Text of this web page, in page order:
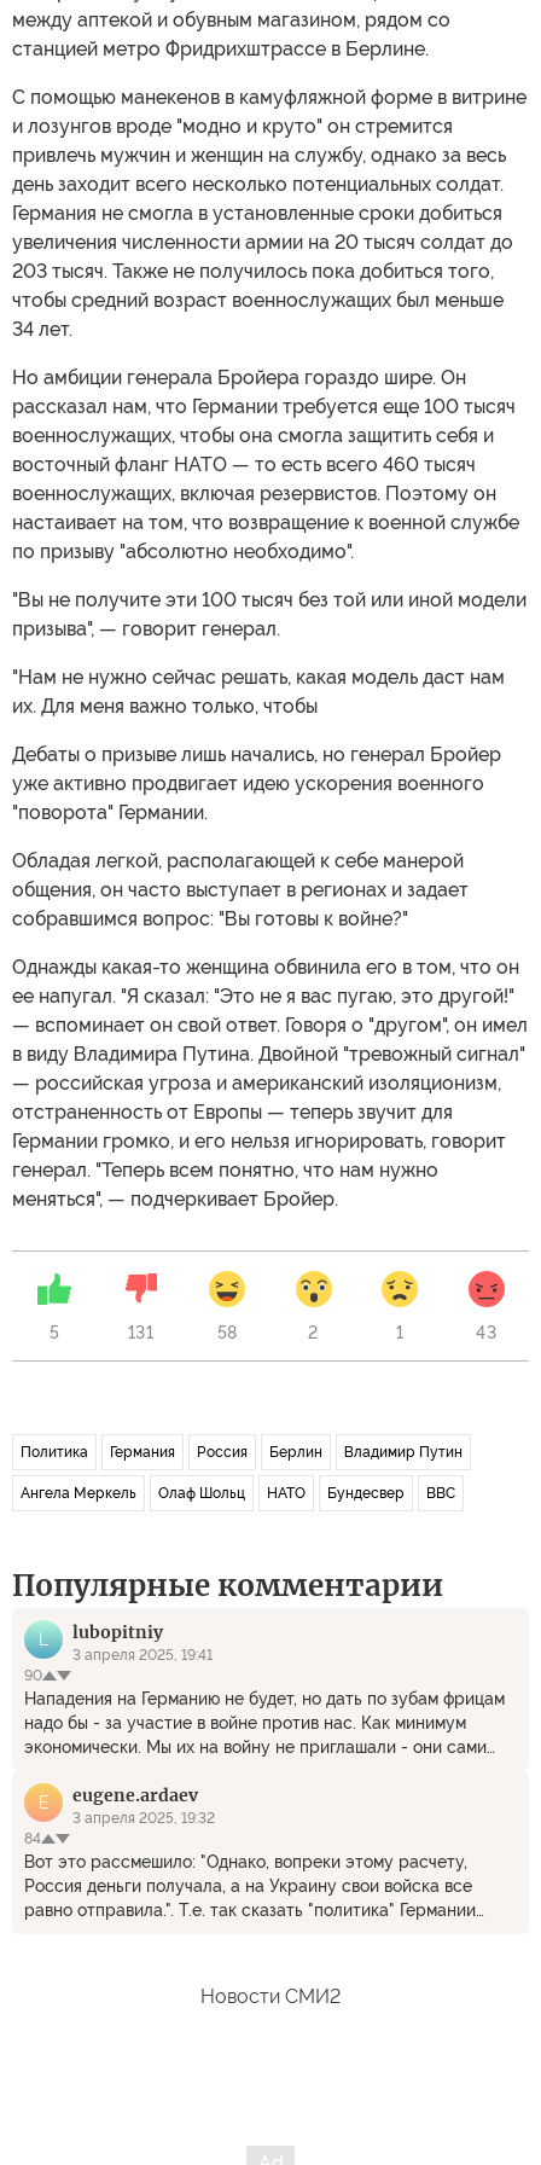
между аптекой и обувным магазином, рядом со
станцией метро Фридрихштрассе в Берлине.
С помощью манекенов в камуфляжной форме в витрине
и лозунгов вроде "модно и круто" он стремится
привлечь мужчин и женщин на службу, однако за весь
день заходит всего несколько потенциальных солдат.
Германия не смогла в установленные сроки добиться
увеличения численности армии на 20 тысяч солдат до
203 тысяч. Также не получилось пока добиться того,
чтобы средний возраст военнослужащих был меньше
34 лет.
Но амбиции генерала Бройера гораздо шире. Он
рассказал нам, что Германии требуется еще 100 тысяч
военнослужащих, чтобы она смогла защитить себя и
восточный фланг НАТО — то есть всего 460 тысяч
военнослужащих, включая резервистов. Поэтому он
настаивает на том, что возвращение к военной службе
по призыву "абсолютно необходимо".
"Вы не получите эти 100 тысяч без той или иной модели
призыва", — говорит генерал.
"Нам не нужно сейчас решать, какая модель даст нам
их. Для меня важно только, чтобы
Дебаты о призыве лишь начались, но генерал Бройер
уже активно продвигает идею ускорения военного
"поворота" Германии.
Обладая легкой, располагающей к себе манерой
общения, он часто выступает в регионах и задает
собравшимся вопрос: "Вы готовы к войне?"
Однажды какая-то женщина обвинила его в том, что он
ее напугал. "Я сказал: "Это не я вас пугаю, это другой!"
— вспоминает он свой ответ. Говоря о "другом", он имел
в виду Владимира Путина. Двойной "тревожный сигнал"
— российская угроза и американский изоляционизм,
отстраненность от Европы — теперь звучит для
Германии громко, и его нельзя игнорировать, говорит
генерал. "Теперь всем понятно, что нам нужно
меняться", — подчеркивает Бройер.
5 131 58 2 1 43
Политика Германия Россия Берлин Владимир Путин
Ангела Меркель Олаф Шольц НАТО Бундесвер BBC
Популярные комментарии
L lubopitniy
3 апреля 2025, 19:41
90
Нападения на Германию не будет, но дать по зубам фрицам
надо бы - за участие в войне против нас. Как минимум
экономически. Мы их на войну не приглашали - они сами
(как они когда-то СССР) - вот к чему надо стремиться!
E eugene.ardaev
3 апреля 2025, 19:32
84
Вот это рассмешило: "Однако, вопреки этому расчету,
Россия деньги получала, а на Украину свои войска все
равно отправила.". Т.е. так сказать "политика" Германии
они платили по минимуму, и это было выгодно в первую
всегда. Ничего, пусть европейцы отвыкают. Перебесятся, и
Новости СМИ2